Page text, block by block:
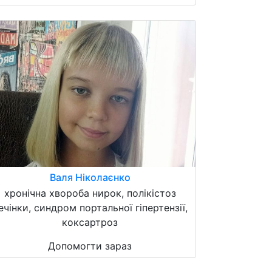
Валя Ніколаєнко
хронічна хвороба нирок, полікістоз
синдром портальної гіпертензії,
коксартроз
Допомогти зараз